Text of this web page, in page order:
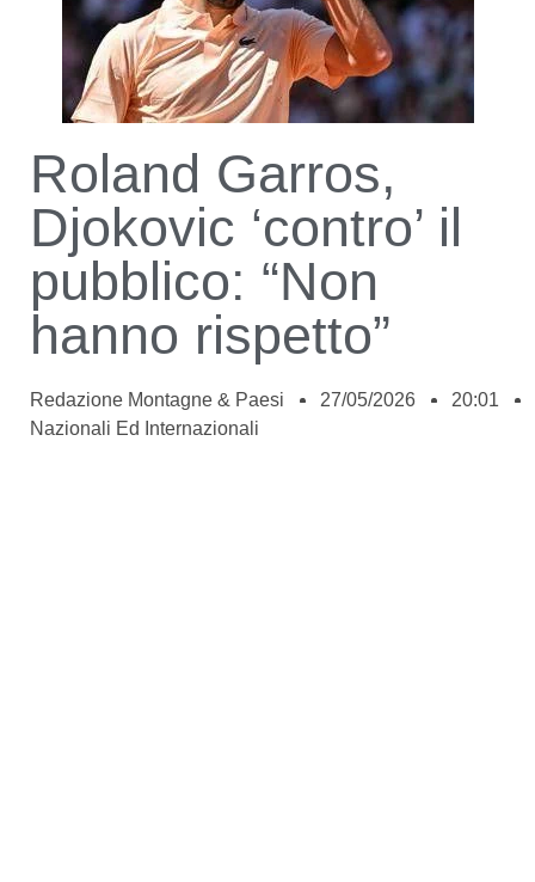
Roland Garros,
Djokovic ‘contro’ il
pubblico: “Non
hanno rispetto”
Redazione Montagne & Paesi 27/05/2026
20:01
Nazionali Ed Internazionali